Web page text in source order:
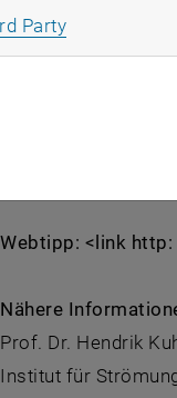
Zur 7.
Ländern
numerischen
wird, liegt bei Prof.
Webtipp: <link
Nähere
Prof. Dr. Hendrik
Institut für
PartyAllow